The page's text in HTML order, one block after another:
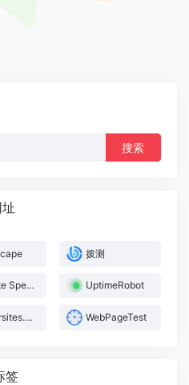
拨测
Website Speed Test UptimeRobot
Similarsites.com WebPageTest
签